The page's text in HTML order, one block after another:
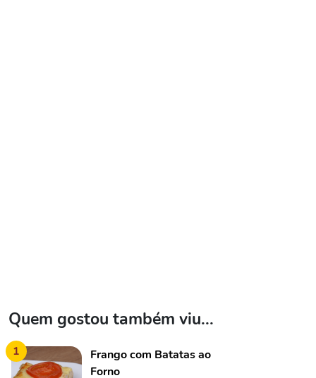
Quem gostou também viu...
1
Frango com Batatas ao
Forno